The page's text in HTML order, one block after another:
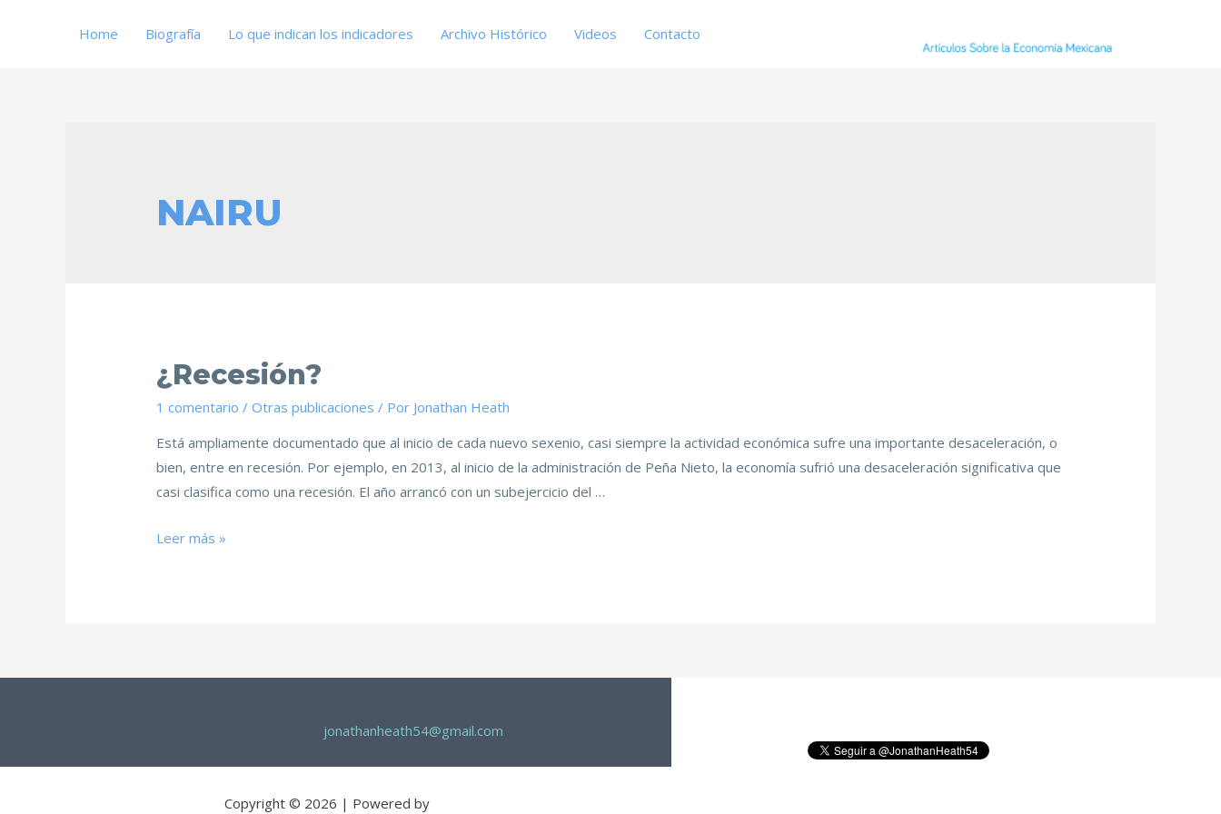
Home Biografía Lo que indican los indicadores Archivo Histórico Videos Contacto
NAIRU
¿Recesión?
1 comentario /Otras publicaciones / Por Jonathan Heath
Está ampliamente documentado que al inicio de cada nuevo sexenio, casi siempre la actividad económica sufre una importante desaceleración, o
bien, entre en recesión. Por ejemplo, en 2013, al inicio de la administración de Peña Nieto, la economía sufrió una desaceleración significativa que
casi clasifica como una recesión. El año arrancó con un subejercicio del …
Leer más »
jonathanheath54@gmail.com
Copyright © 2026 | Powered by